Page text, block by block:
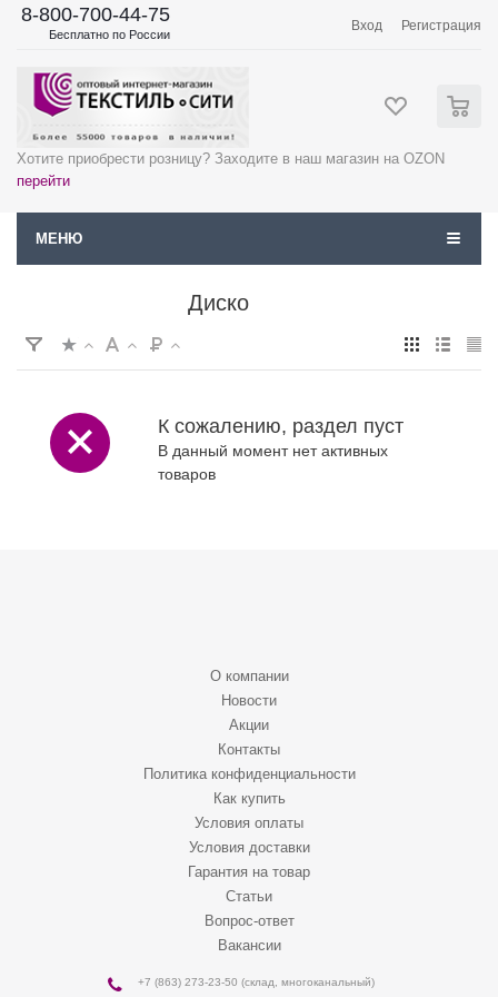
8-800-700-44-75
Бесплатно по России
Вход Регистрация
Хотите приобрести розницу? Заходите в наш магазин на OZON
перейти
МЕНЮ
Диско
К сожалению, раздел пуст
В данный момент нет активных
товаров
О компании
Новости
Акции
Контакты
Политика конфиденциальности
Как купить
Условия оплаты
Условия доставки
Гарантия на товар
Статьи
Вопрос-ответ
Вакансии
+7 (863) 273-23-50 (склад, многоканальный)